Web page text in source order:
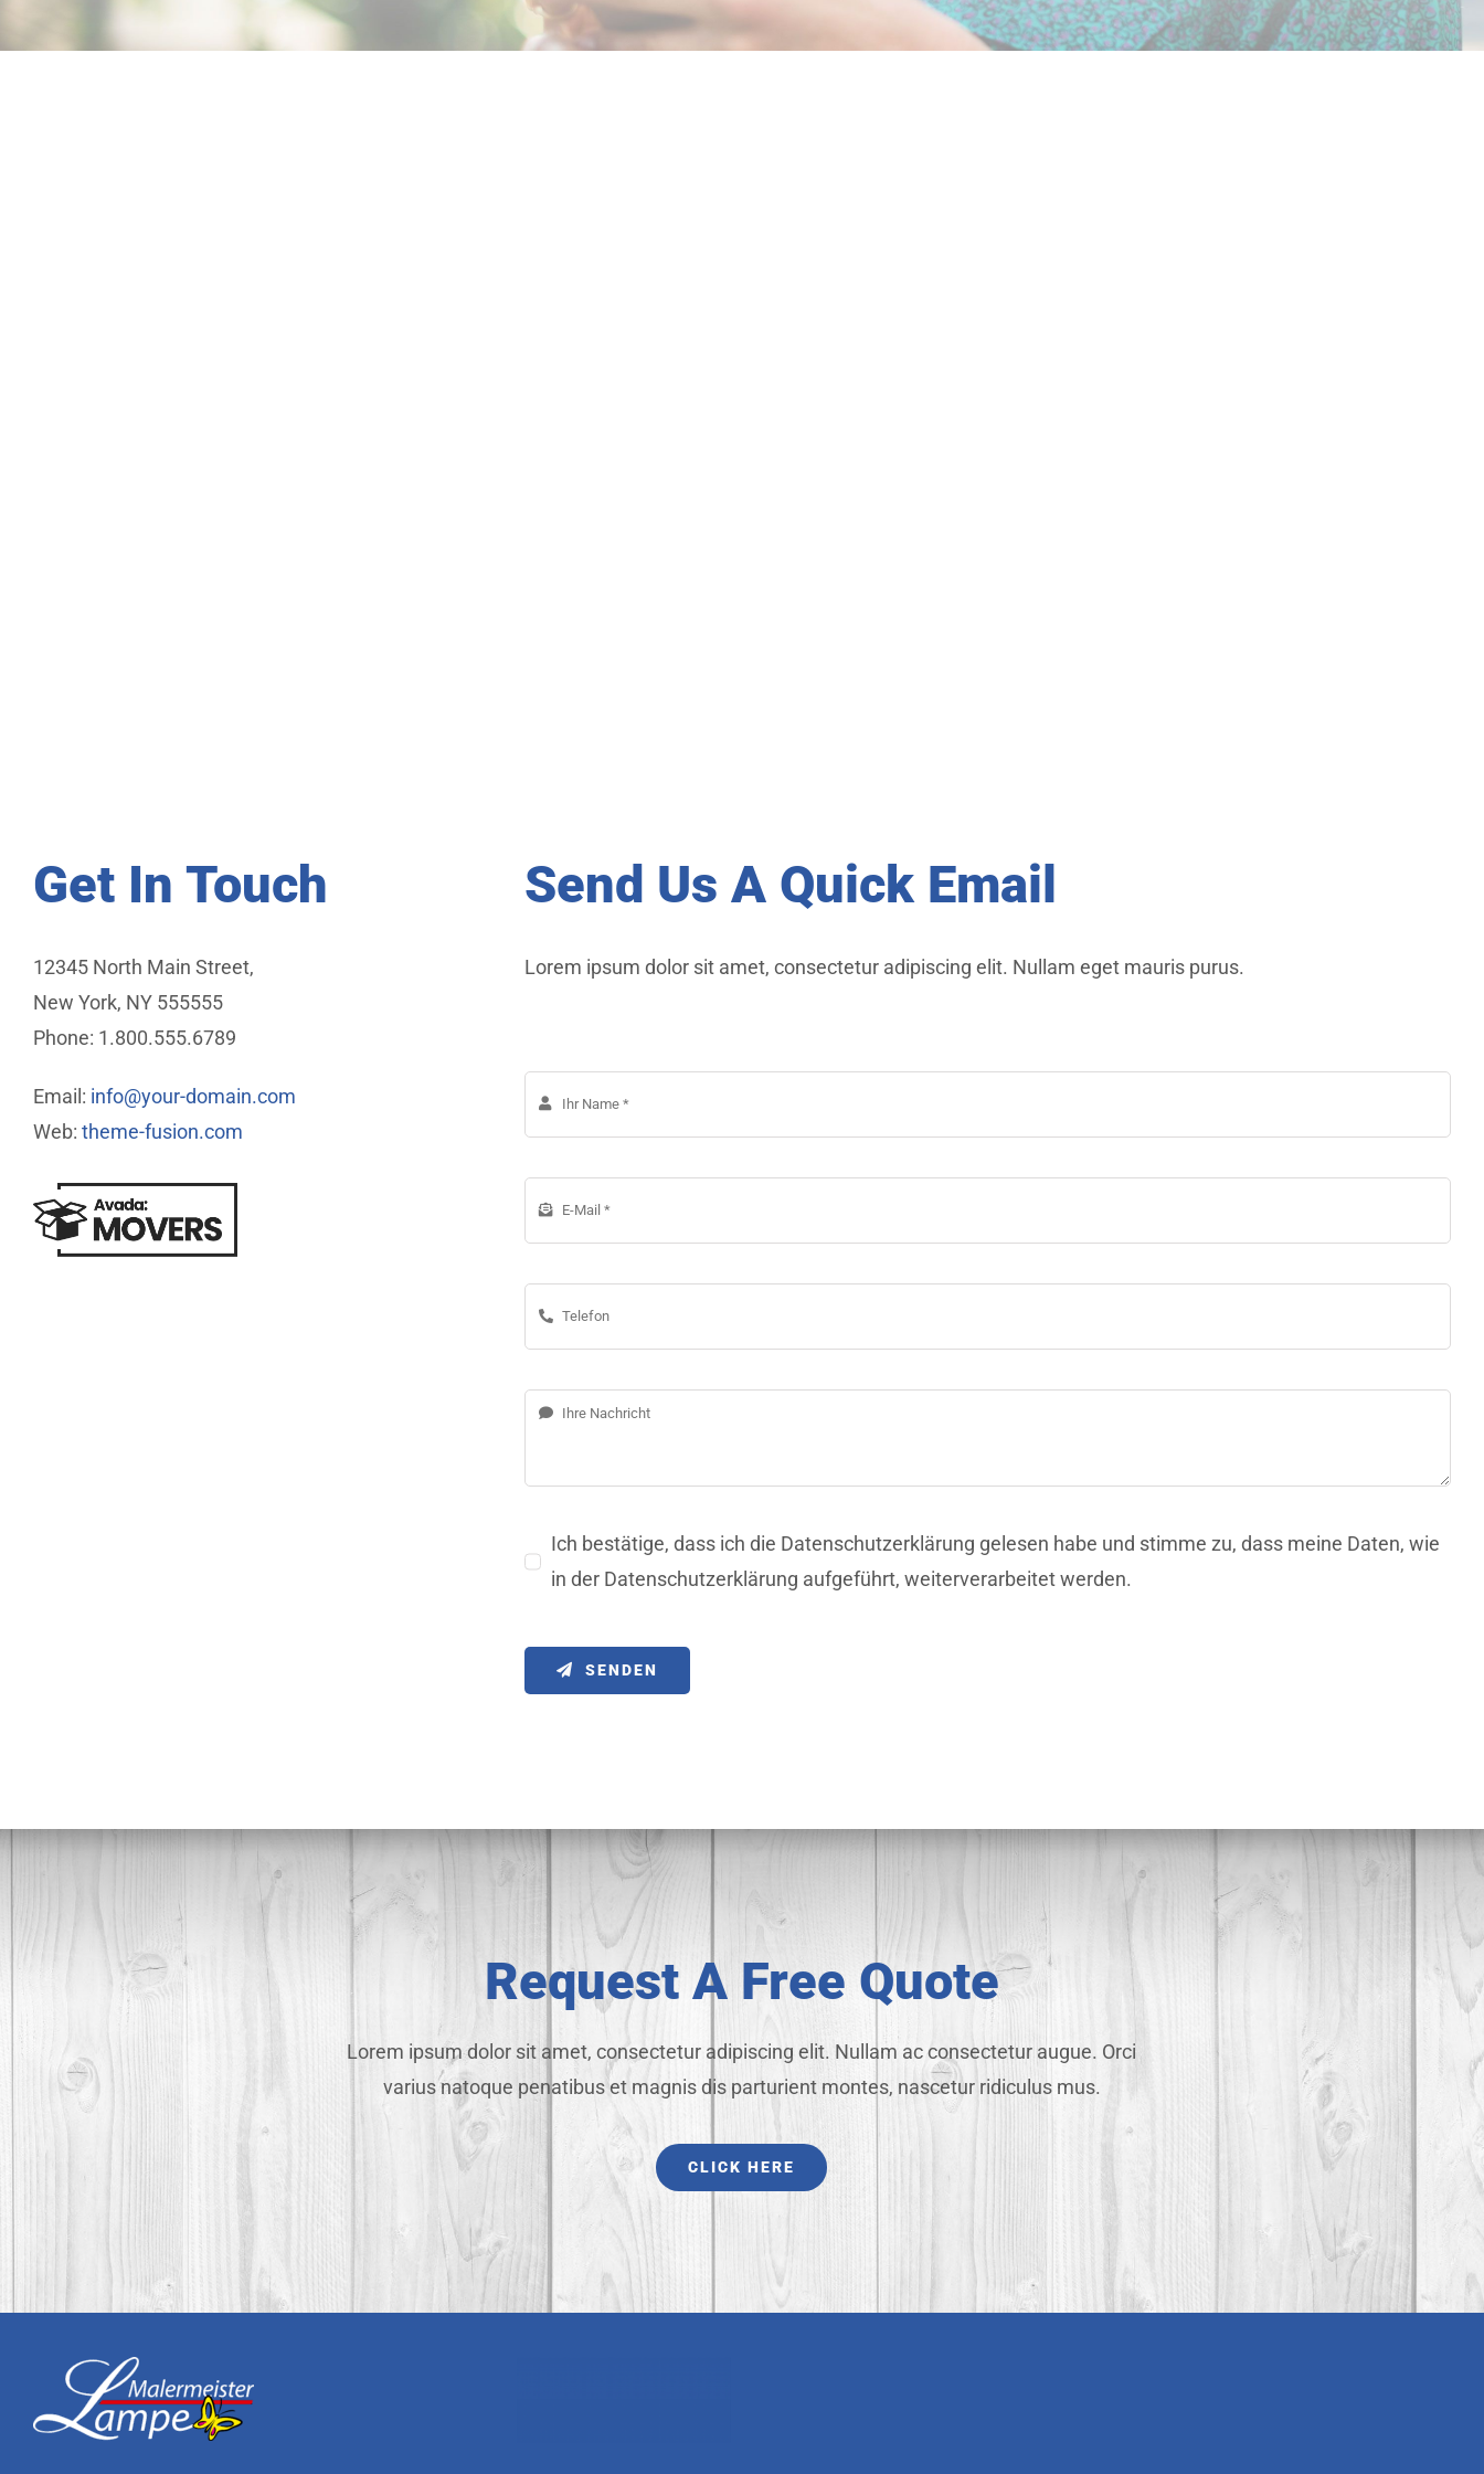
Get In Touch
12345 North Main Street,
New York, NY 555555
Phone: 1.800.555.6789
Email: info@your-domain.com
Web: theme-fusion.com
Send Us A Quick Email
Lorem ipsum dolor sit amet, consectetur adipiscing elit. Nullam eget mauris purus.
Ich bestätige, dass ich die Datenschutzerklärung gelesen habe und stimme zu, dass meine Daten, wie
in der Datenschutzerklärung aufgeführt, weiterverarbeitet werden.
SENDEN
Request A Free Quote
Lorem ipsum dolor sit amet, consectetur adipiscing elit. Nullam ac consectetur augue. Orci
varius natoque penatibus et magnis dis parturient montes, nascetur ridiculus mus.
CLICK HERE